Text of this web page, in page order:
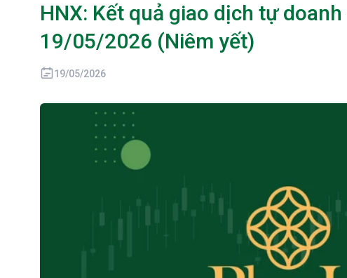
HNX: Kết quả giao dịch tự
19/05/2026 (Niêm yết)
19/05/2026